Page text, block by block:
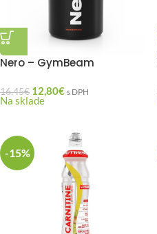
Nero – GymBeam
16,45€ 12,80€ s DPH
Na sklade
-15%